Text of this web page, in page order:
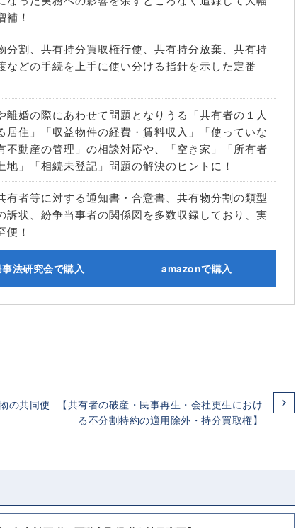
補！
分割、共有持分買取権行使、共有持分放棄、共有持
などの手続を上手に使い分ける指針を示した定番
離婚の際にあわせて問題となりうる「共有者の１人
居住」「収益物件の経費・賃料収入」「使っていな
不動産の管理」の相談対応や、「空き家」「所有者
地」「相続未登記」問題の解決のヒントに！
有者等に対する通知書・合意書、共有物分割の類型
訴状、紛争当事者の関係図を多数収録しており、実
便！
事法研究会で購入 amazonで購入
の共同使
【共有者の破産・民事再生・会社更生におけ
る不分割特約の適用除外・持分買取権】